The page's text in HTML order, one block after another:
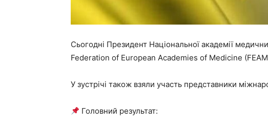
Сьогодні Президент Національної академії
Federation of European Academies of Medicine
У зустрічі також взяли участь представники
Головний результат: